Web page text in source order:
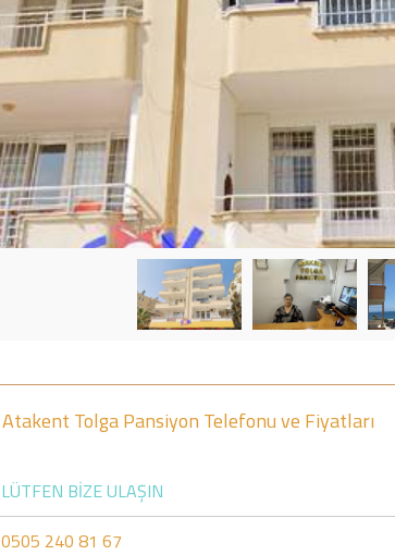
Atakent Tolga Pansiyon Telefonu ve Fiyatları
LÜTFEN BİZE ULAŞIN
0505 240 81 67